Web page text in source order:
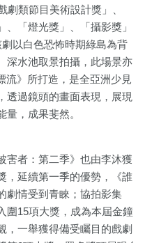
類節目美術設計獎」、
、「燈光獎」、「攝影獎」
以白色恐怖時期綠島為背
深水池取景拍攝，此場景亦
流》所打造，是全亞洲少見
透過鏡頭的畫面表現，展現
，成果斐然。
害者：第二季》也由李沐獲
，延續第一季的優勢，《誰
劇情受到青睞；協拍影集
圍15項大獎，成為本屆金鐘
，一舉獲得備受矚目的戲劇